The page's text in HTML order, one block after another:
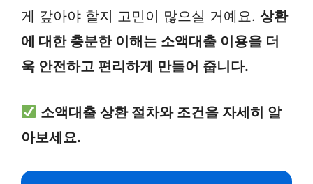
게 갚아야 할지 고민이 많으실 거예요. 상환
에 대한 충분한 이해는 소액대출 이용을 더
욱 안전하고 편리하게 만들어 줍니다.
소액대출 상환 절차와 조건을 자세히 알
아보세요.